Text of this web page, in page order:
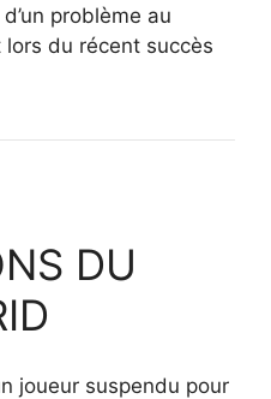
problème au
du récent succès
DU
joueur suspendu pour